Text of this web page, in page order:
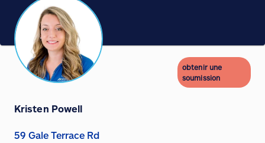
obtenir une
soumission
Kristen Powell
59 Gale Terrace Rd